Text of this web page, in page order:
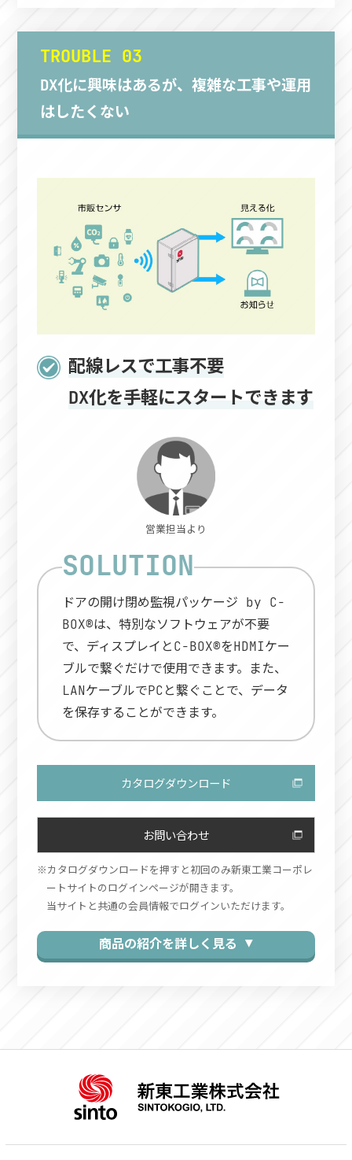
TROUBLE 03
DX化に興味はあるが、複雑な工事や運用
はしたくない
配線レスで工事不要
DX化を手軽にスタートできます
営業担当より
ドアの開け閉め監視パッケージ by C-
BOX®は、特別なソフトウェアが不要
で、ディスプレイとC-BOX®をHDMIケー
ブルで繋ぐだけで使用できます。また、
LANケーブルでPCと繋ぐことで、データ
を保存することができます。
カタログダウンロード
お問い合わせ
カタログダウンロードを押すと初回のみ新東工業コーポレ
ートサイトのログインページが開きます。
当サイトと共通の会員情報でログインいただけます。
商品の紹介を詳しく見る ▼